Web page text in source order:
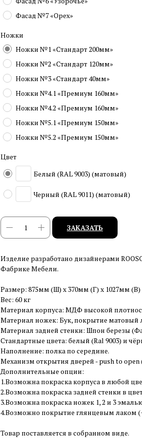
Фасад №7 «Орех»
Ножки
Ножки №1 «Стандарт 200мм»
Ножки №2 «Стандарт 120мм»
Ножки №3 «Стандарт 40мм»
Ножки №4.1 «Премиум 160мм»
Ножки №4.2 «Премиум 160мм»
Ножки №5.1 «Премиум 150мм»
Ножки №5.2 «Премиум 150мм»
Цвет
Белый (RAL 9003) (матовый)
Черный (RAL 9011) (матовый)
ЗАКАЗАТЬ
Изделие разработано дизайнерами
Фабрике Мебели.
Размер: 875мм (Ш) x 370мм (Г) x 1027мм (В)
Вес: 60 кг
Материал корпуса: МДФ высокой
Материал ножек: Бук, покрытие матовый
Материал задней стенки: Шпон березы
Стандартные цвета: белый (Ral 9003) и
Наполнение: полка по середине.
Механизм открытия дверей - push to
Дополнительные опции:
1.Возможна покраска корпуса в любой
2.Возможна покраска задней стенки в
3.Возможна покраска ножек 1, 2 и 3
4.Возможно покрытие глянцевым лаком
Товар поставляется в собранном виде.